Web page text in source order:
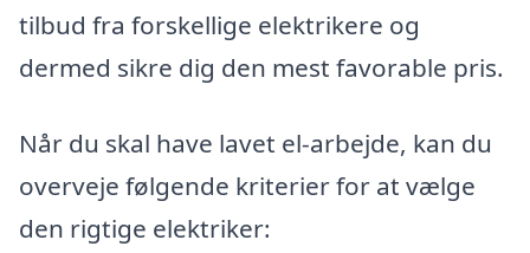
tilbud fra forskellige elektrikere og
dermed sikre dig den mest favorable pris.
Når du skal have lavet el-arbejde, kan du
overveje følgende kriterier for at vælge
den rigtige elektriker: